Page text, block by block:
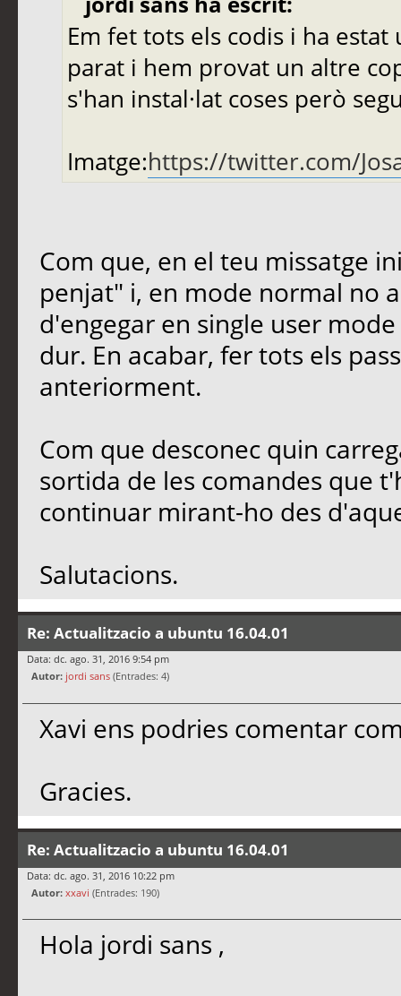
Em fet tots els codis i ha
parat i hem provat un altre
s'han instal·lat coses però
Imatge:https://twitter.com/
Com que, en el teu missatge
penjat" i, en mode normal no
d'engegar en single user
dur. En acabar, fer tots els
anteriorment.
Com que desconec quin
sortida de les comandes que
continuar mirant-ho des
Salutacions.
Re: Actualitzacio a ubuntu 16.04.01
Data: dc. ago. 31, 2016 9:54 pm
Autor: jordi sans (Entrades: 4)
Xavi ens podries comentar
Gracies.
Re: Actualitzacio a ubuntu 16.04.01
Data: dc. ago. 31, 2016 10:22 pm
Autor: xxavi (Entrades: 190)
Hola jordi sans ,